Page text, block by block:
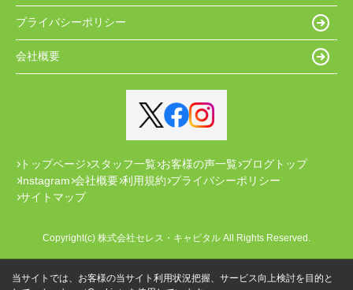
プライバシーポリシー
会社概要
トップページ スタッフ一覧 お客様の声一覧 ブログトップ
Instagram 会社概要 利用規約 プライバシーポリシー
サイトマップ
Copyright(c) 株式会社セレス・キャピタル All Rights Reserved.
当サイトでは、お客様の当サイト利用状況把握、サービス向上検討を目的と